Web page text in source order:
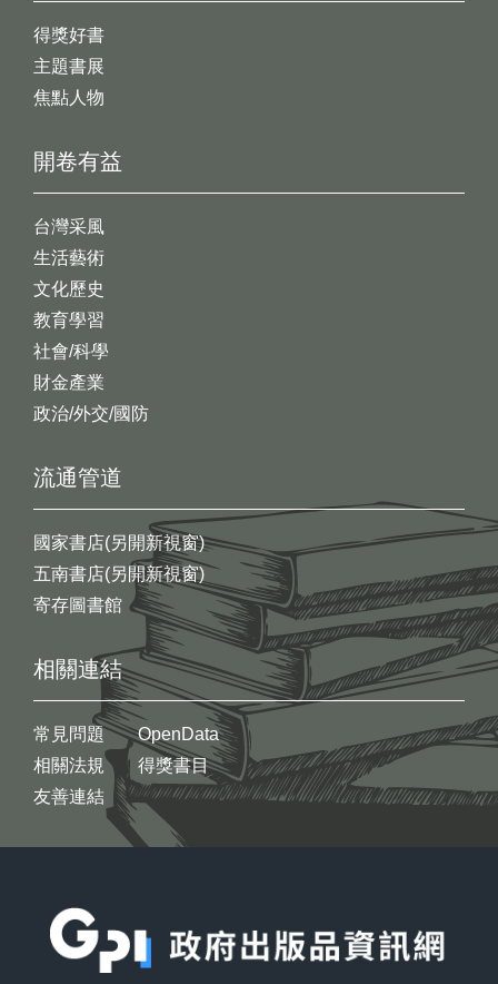
開卷有益
台灣采風
生活藝術
文化歷史
教育學習
社會/科學
財金產業
政治/外交/國防
得獎好書
主題書展
焦點人物
流通管道
國家書店(另開新視窗)
五南書店(另開新視窗)
寄存圖書館
相關連結
常見問題
相關法規
友善連結
OpenData
得獎書目